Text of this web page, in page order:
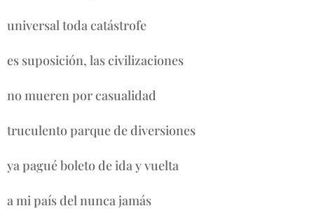
universal toda catástrofe
es suposición, las civilizaciones
no mueren por casualidad
truculento parque de diversiones
ya pagué boleto de ida y vuelta
a mi país del nunca jamás